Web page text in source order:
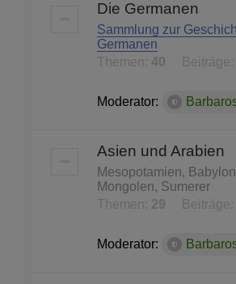
Die Germanen
Sammlung zur
Germanen
Themen: 40 Beiträge:
Moderator:
Asien und Arabien
Mesopotamien,
Mongolen, Sumerer
Themen: 29 Beiträge:
Moderator: